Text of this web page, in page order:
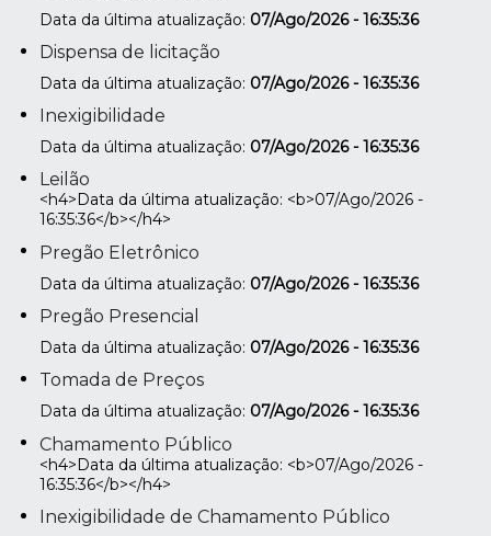
Data da última atualização: 07/Ago/2026 - 16:35:36
Dispensa de licitação
Data da última atualização: 07/Ago/2026 - 16:35:36
Inexigibilidade
Data da última atualização: 07/Ago/2026 - 16:35:36
Leilão
<h4>Data da última atualização: <b>07/Ago/2026 -
16:35:36</b></h4>
Pregão Eletrônico
Data da última atualização: 07/Ago/2026 - 16:35:36
Pregão Presencial
Data da última atualização: 07/Ago/2026 - 16:35:36
Tomada de Preços
Data da última atualização: 07/Ago/2026 - 16:35:36
Chamamento Público
<h4>Data da última atualização: <b>07/Ago/2026 -
16:35:36</b></h4>
Inexigibilidade de Chamamento Público